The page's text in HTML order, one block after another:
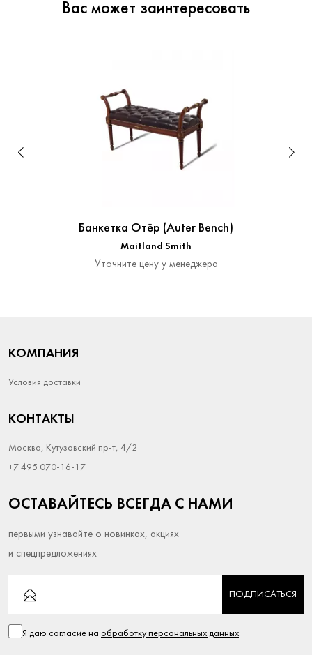
Вас может заинтересовать
Банкетка Отёр (Auter Bench)
Maitland Smith
Уточните цену у менеджера
КОМПАНИЯ
Условия доставки
КОНТАКТЫ
Москва, Кутузовский пр-т, 4/2
+7 495 070-16-17
ОСТАВАЙТЕСЬ ВСЕГДА С НАМИ
первыми узнавайте о новинках, акциях
и спецпредложениях
ПОДПИСАТЬСЯ
Я даю согласие на обработку персональных данных